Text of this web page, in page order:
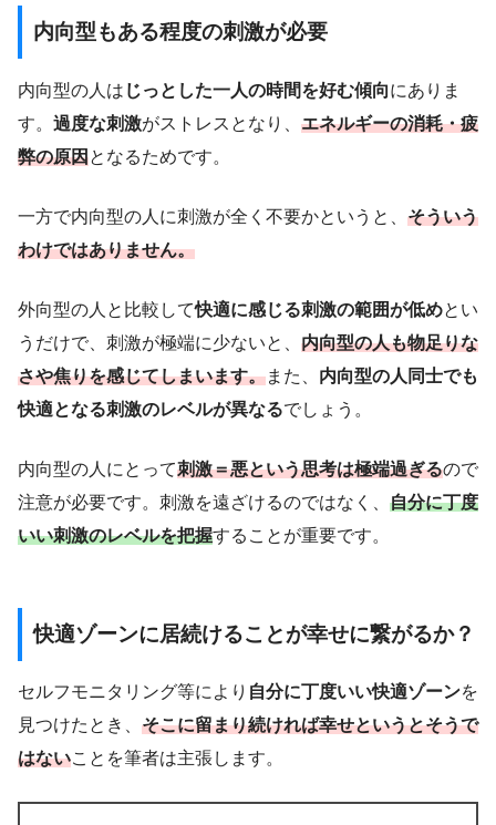
内向型もある程度の刺激が必要
内向型の人は じっとした一人の時間を好む傾向にありま
す。 過度な刺激がストレスとなり、 エネルギーの消耗・疲
弊の原因となるためです。
一方で内向型の人に刺激が全く不要かというと、 そういう
わけではありません。
外向型の人と比較して快適に感じる刺激の範囲が低めとい
うだけで、刺激が極端に少ないと、 内向型の人も物足りな
さや焦りを感じてしまいます。また、 内向型の人同士でも
快適となる刺激のレベルが異なるでしょう。
内向型の人にとって刺激＝悪という思考は極端過ぎるので
注意が必要です。刺激を遠ざけるのではなく、 自分に丁度
いい刺激のレベルを把握することが重要です。
快適ゾーンに居続けることが幸せに繋がるか？
セルフモニタリング等により 自分に丁度いい快適ゾーンを
見つけたとき、 そこに留まり続ければ幸せというとそうで
はないことを筆者は主張します。